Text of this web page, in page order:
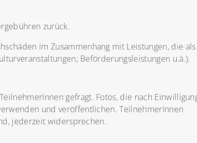
zurück.
im Zusammenhang mit Leistungen, die als
Beförderungsleistungen u.ä.).
gefragt. Fotos, die nach
und veröffentlichen. TeilnehmerInnen
jederzeit widersprechen.